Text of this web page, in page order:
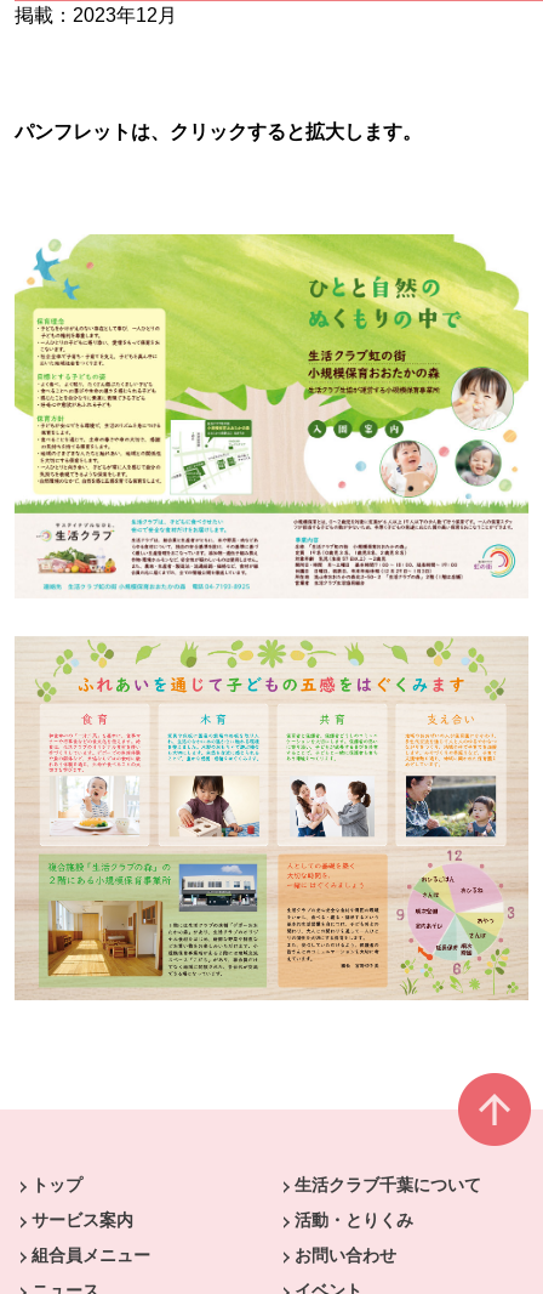
掲載：2023年12月
パンフレットは、クリックすると拡大します。
トップ
生活クラブ千葉について
サービス案内
活動・とりくみ
組合員メニュー
お問い合わせ
ニュース
イベント